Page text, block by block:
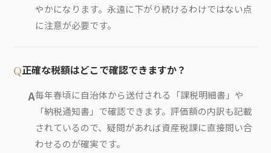
やかになります。永遠に下がり続けるわけではない点
に注意が必要です。
正確な税額はどこで確認できますか？
毎年春頃に自治体から送付される「課税明細書」や
「納税通知書」で確認できます。評価額の内訳も記載
されているので、疑問があれば資産税課に直接問い合
わせるのが確実です。